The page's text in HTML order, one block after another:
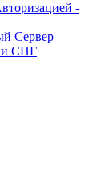
-
Сервер
и СНГ